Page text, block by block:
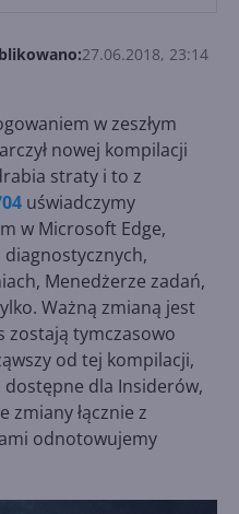
27.06.2018, 23:14
w zeszłym
nowej kompilacji
straty i to z
uświadczymy
w Microsoft Edge,
diagnostycznych,
Menedżerze zadań,
Ważną zmianą jest
zostają tymczasowo
od tej kompilacji,
dla Insiderów,
zmiany łącznie z
odnotowujemy